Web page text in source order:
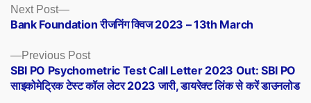
Posts
navigation
Previous PostPrevious
post:
SBI PO Psychometric Test Call Letter 2023 Out: SBI PO
साइकोमेट्रिक टेस्ट कॉल लेटर 2023 जारी, डायरेक्ट लिंक से करें डाउनलोड
Next Post
Next
post:
Bank Foundation रीजनिंग क्विज 2023 – 13th March